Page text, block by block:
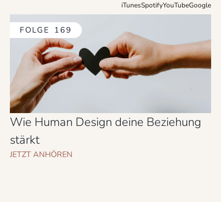
iTunesSpotifyYouTubeGoogle
FOLGE 169
Wie Human Design deine Beziehung
stärkt
JETZT ANHÖREN